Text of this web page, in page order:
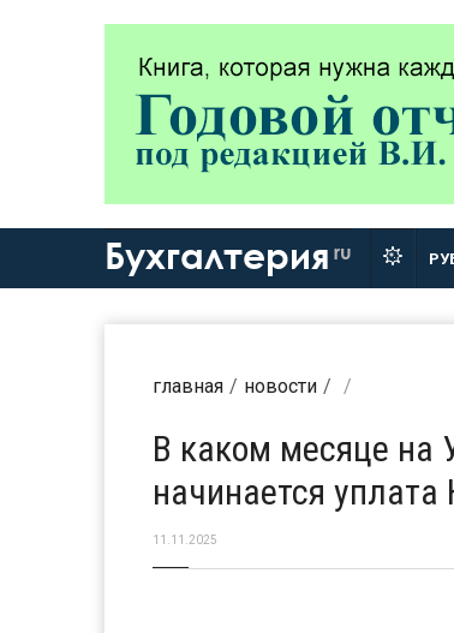
Бухгалтерия ru
главная новости
В каком месяце на
начинается
11.11.2025